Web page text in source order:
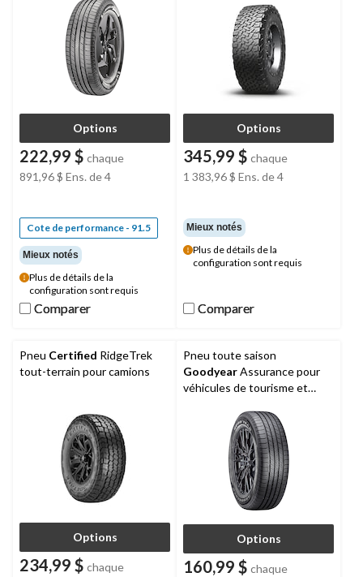
Options
222,99 $ chaque
891,96 $ Ens. de 4
Cote de performance - 91.5
Mieux notés
Plus de détails de la
configuration sont requis
Comparer
Comparer
Options
345,99 $ chaque
1 383,96 $ Ens. de 4
Mieux notés
Plus de détails de la
configuration sont requis
Comparer
Comparer
Pneu Certified RidgeTrek
tout-terrain pour camions
Options
234,99 $ chaque
Pneu toute saison
GoodyearAssurance pour
véhicules de tourisme et
Options
160,99 $ chaque